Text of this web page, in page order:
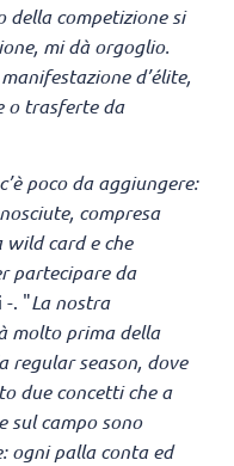
della competizione si
mi dà orgoglio.
d’élite,
o trasferte da
poco da aggiungere:
compresa
card e che
partecipare da
-. "La nostra
molto prima della
regular season, dove
due concetti che a
sul campo sono
ogni palla conta ed